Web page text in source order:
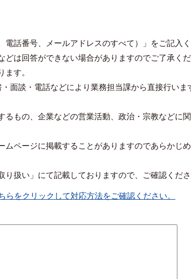
話番号、メールアドレスのすべて）」をご記入
は回答ができない場合がありますのでご了承くだ
す。
面談・電話などにより業務担当課から直接行い
もの、企業などの営業活動、政治・宗教などに
ページに掲載することがありますのであらかじ
扱い」にて記載しておりますので、ご確認くださ
をクリックして対応方法をご確認ください。